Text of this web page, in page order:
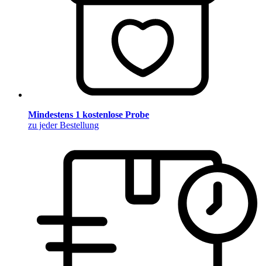
Mindestens 1 kostenlose Probe
zu jeder Bestellung